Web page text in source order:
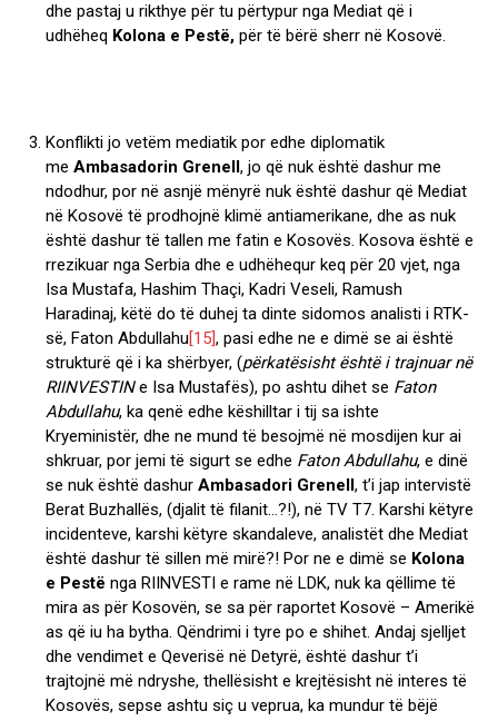
dhe pastaj u rikthye për tu përtypur nga Mediat që i
udhëheq Kolona e Pestë, për të bërë sherr në Kosovë.
Konflikti jo vetëm mediatik por edhe diplomatik
me Ambasadorin Grenell, jo që nuk është dashur me
ndodhur, por në asnjë mënyrë nuk është dashur që Mediat
në Kosovë të prodhojnë klimë antiamerikane, dhe as nuk
është dashur të tallen me fatin e Kosovës. Kosova është e
rrezikuar nga Serbia dhe e udhëhequr keq për 20 vjet, nga
Isa Mustafa, Hashim Thaçi, Kadri Veseli, Ramush
Haradinaj, këtë do të duhej ta dinte sidomos analisti i RTK-
së, Faton Abdullahu[15], pasi edhe ne e dimë se ai është
strukturë që i ka shërbyer, (përkatësisht është i trajnuar në
RIINVESTINe Isa Mustafës), po ashtu dihet se Faton
Abdullahu, ka qenë edhe këshilltar i tij sa ishte
Kryeministër, dhe ne mund të besojmë në mosdijen kur ai
shkruar, por jemi të sigurt se edhe Faton Abdullahu, e dinë
se nuk është dashur Ambasadori Grenell, t’i jap intervistë
Berat Buzhallës, (djalit të filanit…?!), në TV T7. Karshi këtyre
incidenteve, karshi këtyre skandaleve, analistët dhe Mediat
është dashur të sillen më mirë?! Por ne e dimë se Kolona
e Pestë nga RIINVESTI e rame në LDK, nuk ka qëllime të
mira as për Kosovën, se sa për raportet Kosovë – Amerikë
as që iu ha bytha. Qëndrimi i tyre po e shihet. Andaj sjelljet
dhe vendimet e Qeverisë në Detyrë, është dashur t’i
trajtojnë më ndryshe, thellësisht e krejtësisht në interes të
Kosovës, sepse ashtu siç u veprua, ka mundur të bëjë